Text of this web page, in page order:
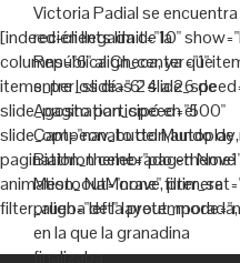
Victoria Padial se encuentra
recién llegada de la
República Checa, ya que
entre los días 24 a 26 de
Agosto participó en el
Campeonato del Mundo de
Biathlon celebrado en Nove
Mesto NaMorave, primera
prueba de la pretemporada,
en la que la granadina
finalizaba
[indeed-clients limit="10"
columns="6" align_center="1"
items_per_slide="6"
slide_pagination_speed="500"
pagination_theme="pag-
animation_out="none"
filter_align="left"